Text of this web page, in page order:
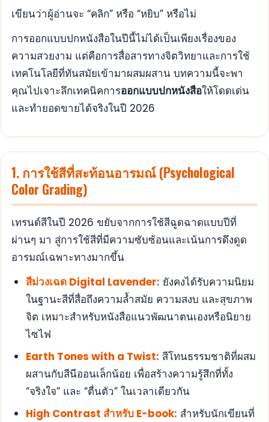
เขียนว่าผู้อ่านจะ “คลิก” หรือ “หยิบ” หรือไม่
การออกแบบปกหนังสือในปีนี้ไม่ได้เป็นเพียงเรื่องของ
ความสวยงาม แต่คือการสื่อสารทางจิตวิทยาและการใช้
เทคโนโลยีที่ทันสมัยเข้ามาผสมผสาน บทความนี้จะพา
คุณไปเจาะลึกเทคนิคการออกแบบปกหนังสือให้โดดเด่น
และทำยอดขายได้จริงในปี 2026
1. การใช้สีที่สะท้อนอารมณ์ (Psychological
Color Grading)
เทรนด์สีในปี 2026 ขยับจากการใช้สีฉูดฉาดแบบปีที่
ผ่านๆ มา สู่การใช้สีที่มีความซับซ้อนและเน้นการดึงดูด
อารมณ์เฉพาะทางมากขึ้น
สีม่วงเฉด Digital Lavender: ยังคงได้รับความนิยม
ในฐานะสีที่สื่อถึงความล้ำสมัย ความสงบ และสุขภาพ
จิต เหมาะสำหรับหนังสือแนวพัฒนาตนเองหรือนิยาย
ไซไฟ
Earth Tones with a Twist: สีโทนธรรมชาติที่ผสม
ผสานกับสีนีออนเล็กน้อย เพื่อสร้างความรู้สึกที่ทั้ง
“จริงใจ” และ “ตื่นตัว” ในเวลาเดียวกัน
High Contrast สำหรับ E-book: สำหรับนักเขียนที่